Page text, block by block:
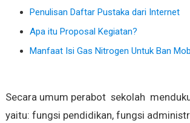
Penulisan Daftar Pustaka dari Internet
Apa itu Proposal Kegiatan?
Manfaat Isi Gas Nitrogen Untuk Ban
Secara umum perabot sekolah
yaitu: fungsi pendidikan, fungsi